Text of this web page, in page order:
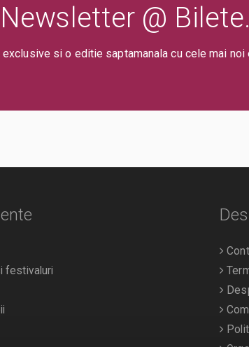
Newsletter @
si o editie saptamanala cu cele mai noi
festivaluri